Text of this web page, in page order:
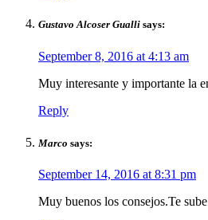
Gustavo Alcoser Gualli says:
September 8, 2016 at 4:13 am
Muy interesante y importante la
Reply
Marco says:
September 14, 2016 at 8:31 pm
Muy buenos los consejos.Te